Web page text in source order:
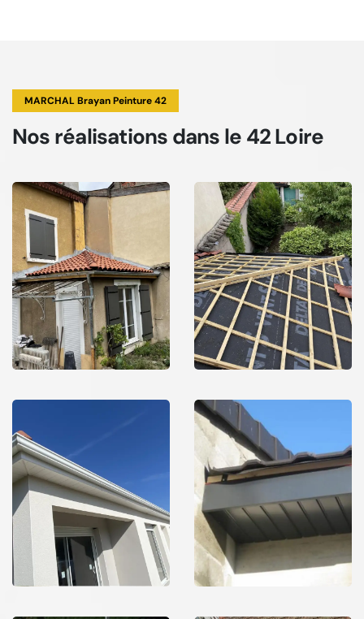
MARCHAL Brayan Peinture 42
Nos réalisations dans le 42 Loire